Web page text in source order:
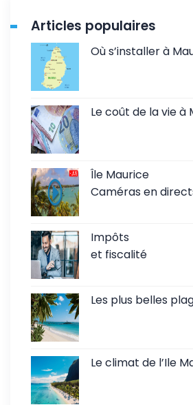
Articles populaires
Où s’installer à
Le coût de la vie à
Île Maurice
Caméras en
Impôts
et fiscalité
Les plus belles
Le climat de l’Ile